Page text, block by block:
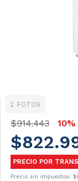
2 FOTOS
$914.443 10%
PRECIO POR
Precio sin impuestos: